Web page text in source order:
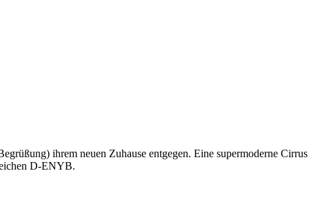
ihrem neuen Zuhause entgegen. Eine supermoderne Cirrus
D-ENYB.